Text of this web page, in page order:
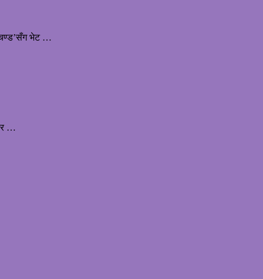
भेट …
…